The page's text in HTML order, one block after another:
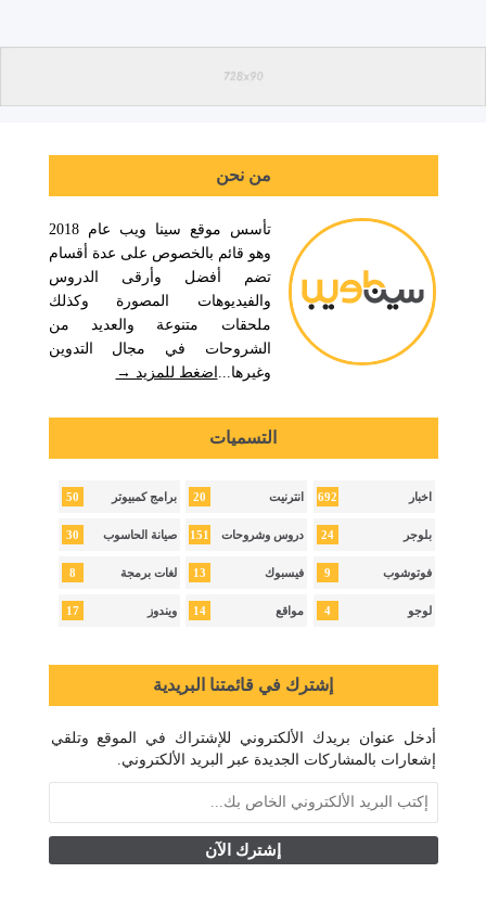
من نحن
تأسس موقع سينا ويب عام 2018
وهو قائم بالخصوص على عدة أقسام
تضم أفضل وأرقى الدروس
والفيديوهات المصورة وكذلك
ملحقات متنوعة والعديد من
الشروحات في مجال التدوين
وغيرها... اضغط للمزيد →
التسميات
اخبار 692 انترنيت 20 برامج كمبيوتر 50
بلوجر 24 دروس وشروحات 151 صيانة الحاسوب 30
فوتوشوب 9 فيسبوك 13 لغات برمجة 8
لوجو 4 مواقع 14 ويندوز 17
إشترك في قائمتنا البريدية
أدخل عنوان بريدك الألكتروني للإشتراك في الموقع وتلقي
إشعارات بالمشاركات الجديدة عبر البريد الألكتروني.